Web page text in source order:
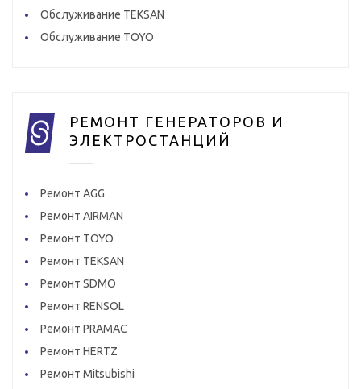
Обслуживание TEKSAN
Обслуживание TOYO
РЕМОНТ ГЕНЕРАТОРОВ И
ЭЛЕКТРОСТАНЦИЙ
Ремонт AGG
Ремонт AIRMAN
Ремонт TOYO
Ремонт TEKSAN
Ремонт SDMO
Ремонт RENSOL
Ремонт PRAMAC
Ремонт HERTZ
Ремонт Mitsubishi